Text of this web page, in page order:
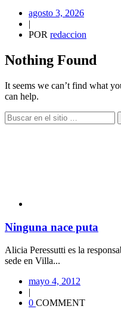
agosto 3, 2026
|
POR redaccion
Nothing Found
It seems we can’t find what
can help.
Ninguna nace puta
Alicia Peressutti es la
sede en Villa...
mayo 4, 2012
|
0 COMMENT